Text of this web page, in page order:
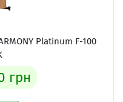
Platinum F-100
грн